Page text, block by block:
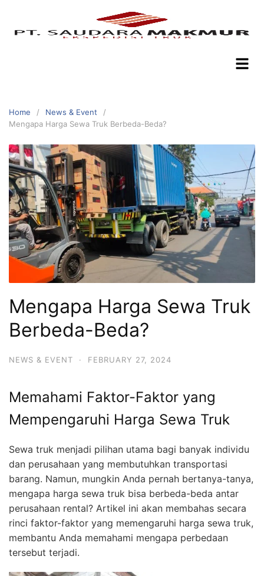
Home
News & Event
Mengapa Harga Sewa Truk Berbeda-Beda?
Mengapa Harga Sewa Truk
Berbeda-Beda?
NEWS & EVENT · FEBRUARY 27, 2024
Memahami Faktor-Faktor yang
Mempengaruhi Harga Sewa Truk
Sewa truk menjadi pilihan utama bagi banyak individu
dan perusahaan yang membutuhkan transportasi
barang. Namun, mungkin Anda pernah bertanya-tanya,
mengapa harga sewa truk bisa berbeda-beda antar
perusahaan rental? Artikel ini akan membahas secara
rinci faktor-faktor yang memengaruhi harga sewa truk,
membantu Anda memahami mengapa perbedaan
tersebut terjadi.